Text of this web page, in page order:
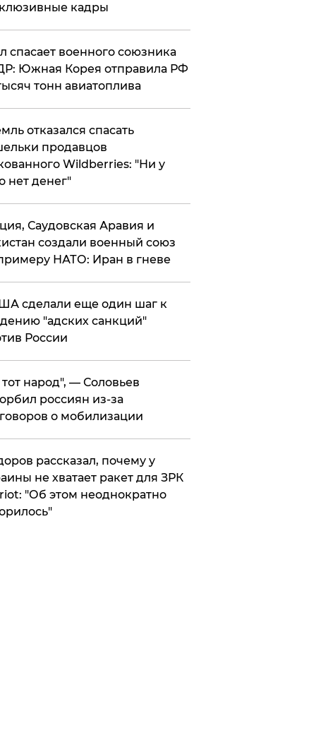
кадры
спасает военного союзника
Южная Корея отправила РФ
тонн авиатоплива
отказался спасать
продавцов
Wildberries: "Ни у
нет денег"
Саудовская Аравия и
создали военный союз
НАТО: Иран в гневе
сделали еще один шаг к
"адских санкций"
России
народ", — Соловьев
россиян из-за
о мобилизации
рассказал, почему у
не хватает ракет для ЗРК
"Об этом неоднократно